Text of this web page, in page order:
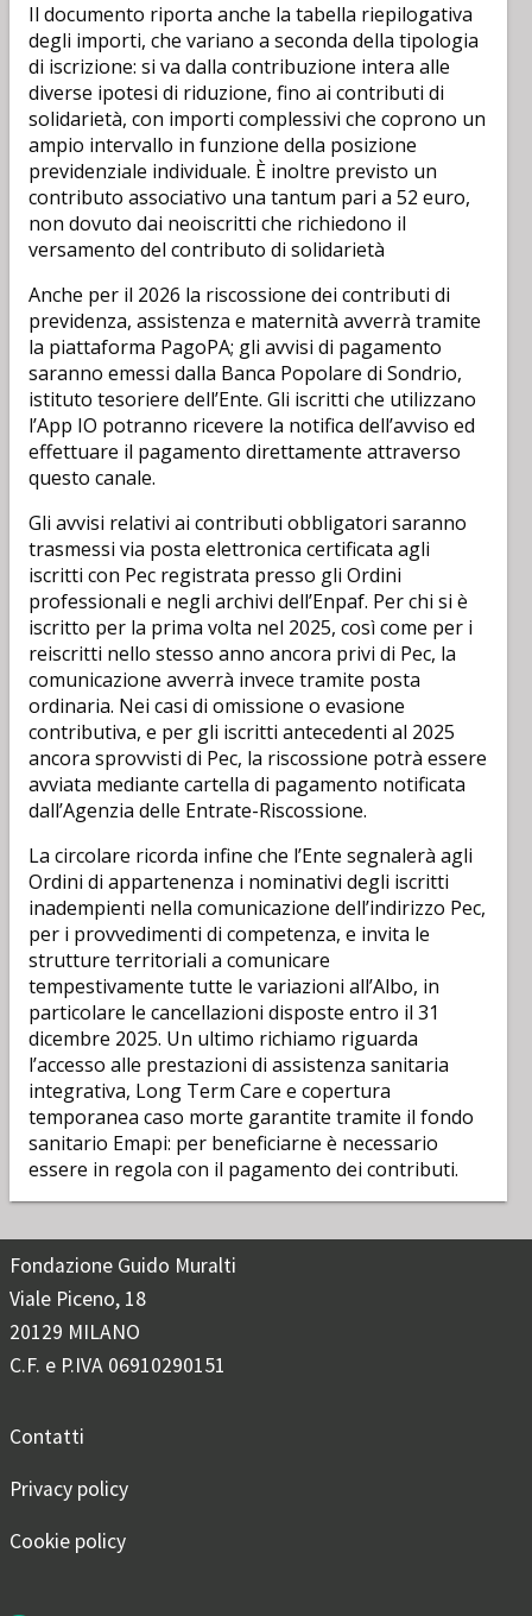
Il documento riporta anche la tabella riepilogativa
degli importi, che variano a seconda della tipologia
di iscrizione: si va dalla contribuzione intera alle
diverse ipotesi di riduzione, fino ai contributi di
solidarietà, con importi complessivi che coprono un
ampio intervallo in funzione della posizione
previdenziale individuale. È inoltre previsto un
contributo associativo una tantum pari a 52 euro,
non dovuto dai neoiscritti che richiedono il
versamento del contributo di solidarietà
Anche per il 2026 la riscossione dei contributi di
previdenza, assistenza e maternità avverrà tramite
la piattaforma PagoPA; gli avvisi di pagamento
saranno emessi dalla Banca Popolare di Sondrio,
istituto tesoriere dell’Ente. Gli iscritti che utilizzano
l’App IO potranno ricevere la notifica dell’avviso ed
effettuare il pagamento direttamente attraverso
questo canale.
Gli avvisi relativi ai contributi obbligatori saranno
trasmessi via posta elettronica certificata agli
iscritti con Pec registrata presso gli Ordini
professionali e negli archivi dell’Enpaf. Per chi si è
iscritto per la prima volta nel 2025, così come per i
reiscritti nello stesso anno ancora privi di Pec, la
comunicazione avverrà invece tramite posta
ordinaria. Nei casi di omissione o evasione
contributiva, e per gli iscritti antecedenti al 2025
ancora sprovvisti di Pec, la riscossione potrà essere
avviata mediante cartella di pagamento notificata
dall’Agenzia delle Entrate-Riscossione.
La circolare ricorda infine che l’Ente segnalerà agli
Ordini di appartenenza i nominativi degli iscritti
inadempienti nella comunicazione dell’indirizzo Pec,
per i provvedimenti di competenza, e invita le
strutture territoriali a comunicare
tempestivamente tutte le variazioni all’Albo, in
particolare le cancellazioni disposte entro il 31
dicembre 2025. Un ultimo richiamo riguarda
l’accesso alle prestazioni di assistenza sanitaria
integrativa, Long Term Care e copertura
temporanea caso morte garantite tramite il fondo
sanitario Emapi: per beneficiarne è necessario
essere in regola con il pagamento dei contributi.
Fondazione Guido Muralti
Viale Piceno, 18
20129 MILANO
C.F. e P.IVA 06910290151
Contatti
Privacy policy
Cookie policy